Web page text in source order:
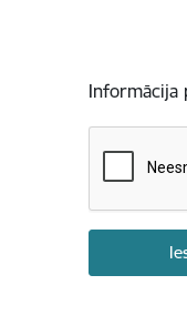
Informācija